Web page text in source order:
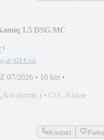
1,5 DSG MC
¹
ab 323 € mtl.
07/2026 • 10 km •
km (komb.) • CO₂-Klasse
Kontakt